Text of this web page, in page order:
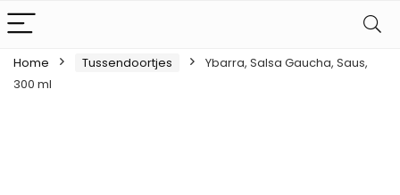
Home Tussendoortjes
Ybarra, Salsa Gaucha, Saus,
300 ml